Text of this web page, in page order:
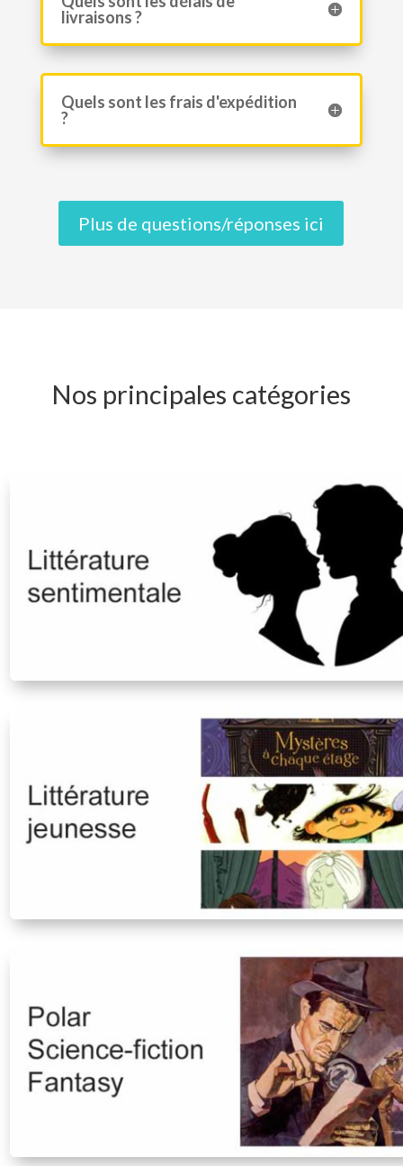
livraisons ?
Quels sont les frais d'expédition
?
Plus de questions/réponses ici
Nos principales catégories